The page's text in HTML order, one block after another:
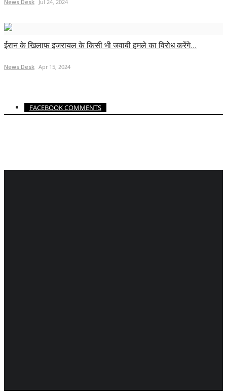
News Desk Jul 24, 2024
ईरान के खिलाफ इजरायल के किसी भी जवाबी हमले का विरोध करेंगे...
News Desk Apr 15, 2024
FACEBOOK COMMENTS